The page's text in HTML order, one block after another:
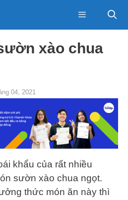
Menu
xào chua
04, 2021
khẩu của rất nhiều
sườn xào chua ngọt.
thức món ăn này thì